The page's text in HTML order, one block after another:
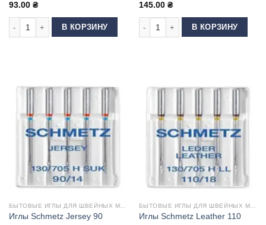
93.00 ₴
Количество товара Иглы двойные Schmetz Twin Universal 4.0/100
В КОРЗИНУ
145.00 ₴
Количество товара Иглы двойные
В КОРЗИНУ
Иглы Schmetz Jersey 90 Иглы Schmetz Leather 110